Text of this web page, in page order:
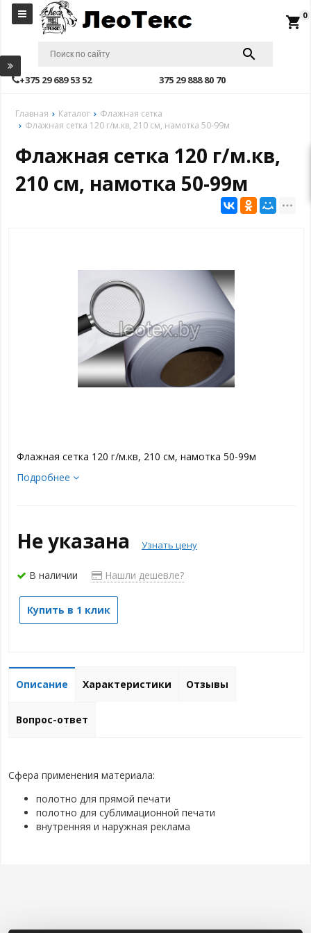
+375 29 689 53 52 375 29 888 80 70
local_grocery_store 0
Главная Каталог
Флажная сетка
Флажная сетка 120 г/м.кв, 210 см, намотка 50-99м
Флажная сетка 120 г/м.кв,
210 см, намотка 50-99м
Флажная сетка 120 г/м.кв, 210 см, намотка 50-99м
Подробнее
Не указана Узнать цену
В наличии Нашли дешевле?
Купить в 1 клик
Описание Характеристики Отзывы
Вопрос-ответ
Сфера применения материала:
полотно для прямой печати
полотно для сублимационной печати
внутренняя и наружная реклама